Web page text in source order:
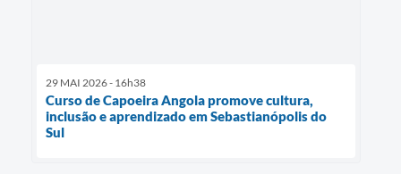
29 MAI 2026 - 16h38
Curso de Capoeira Angola promove cultura,
inclusão e aprendizado em Sebastianópolis do
Sul